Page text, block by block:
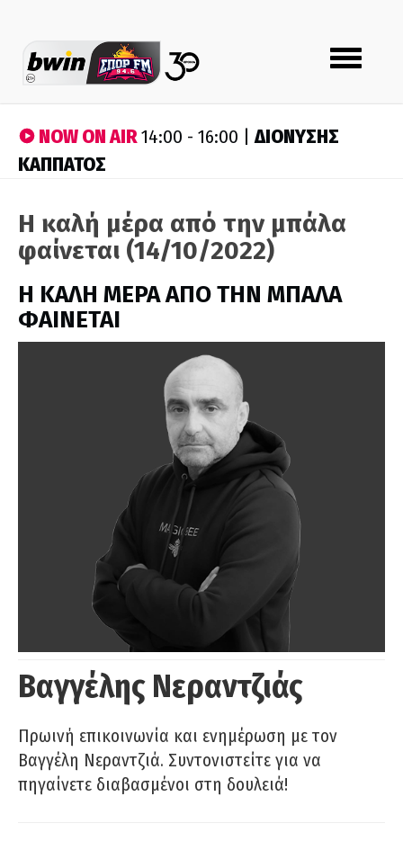
Toggle
navigation
NOW ON AIR14:00 - 16:00 |ΔΙΟΝΥΣΗΣ
ΚΑΠΠΑΤΟΣ
Η καλή μέρα από την μπάλα
φαίνεται (14/10/2022)
H ΚΑΛΗ ΜΕΡΑ ΑΠΟ ΤΗΝ ΜΠΑΛΑ
ΦΑΙΝΕΤΑΙ
Βαγγέλης Νεραντζιάς
Πρωινή επικοινωνία και ενημέρωση με τον
Βαγγέλη Νεραντζιά. Συντονιστείτε για να
πηγαίνετε διαβασμένοι στη δουλειά!